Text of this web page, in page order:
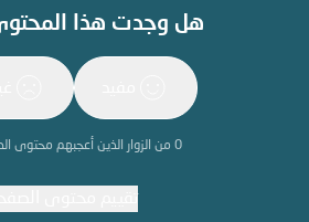
هل وجدت هذا
0 من الزوار الذين أعجبهم محتوى